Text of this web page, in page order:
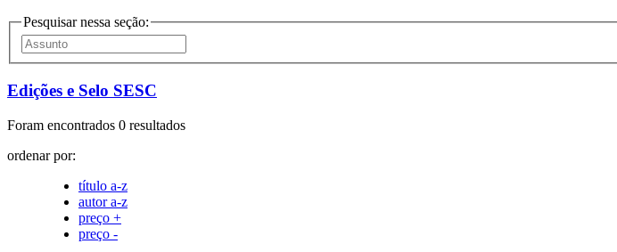
Pesquisar nessa seção:
Edições e Selo SESC
Foram encontrados 0 resultados
ordenar por:
título a-z
autor a-z
preço +
preço -